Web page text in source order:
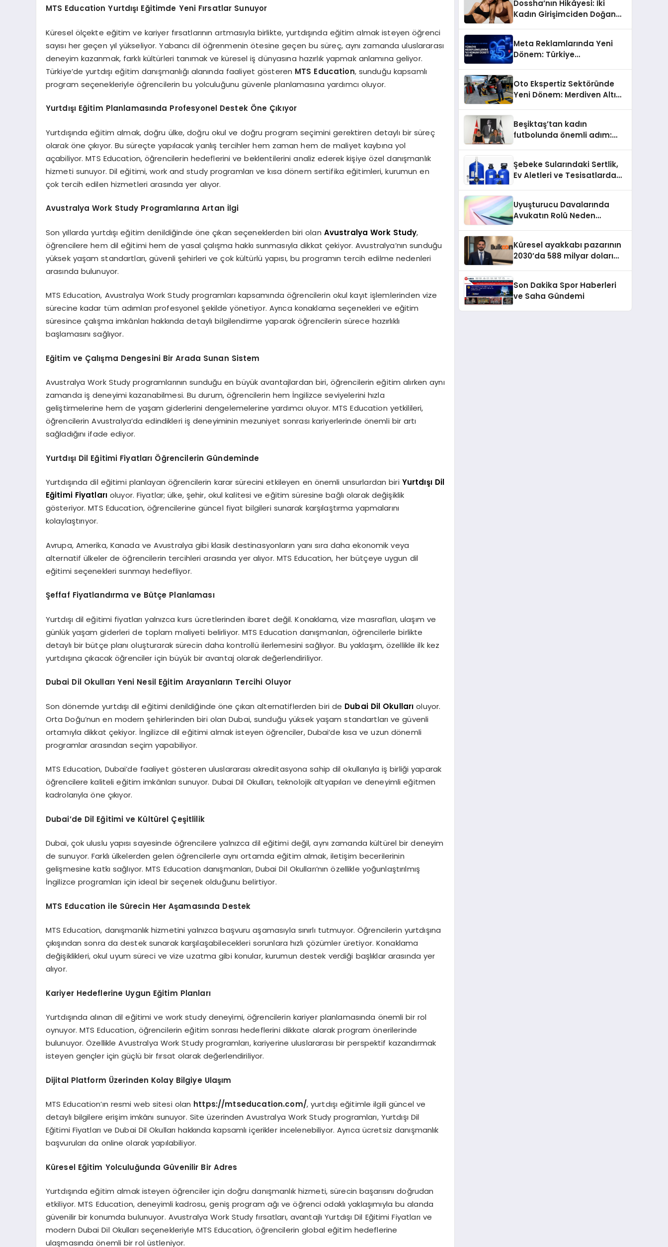
MTS Education Yurtdışı Eğitimde Yeni Fırsatlar Sunuyor
Küresel ölçekte eğitim ve kariyer fırsatlarının artmasıyla birlikte, yurtdışında eğitim almak isteyen öğrenci
sayısı her geçen yıl yükseliyor. Yabancı dil öğrenmenin ötesine geçen bu süreç, aynı zamanda uluslararası
deneyim kazanmak, farklı kültürleri tanımak ve küresel iş dünyasına hazırlık yapmak anlamına geliyor.
Türkiye’de yurtdışı eğitim danışmanlığı alanında faaliyet gösteren MTS Education, sunduğu kapsamlı
program seçenekleriyle öğrencilerin bu yolculuğunu güvenle planlamasına yardımcı oluyor.
Yurtdışı Eğitim Planlamasında Profesyonel Destek Öne Çıkıyor
Yurtdışında eğitim almak, doğru ülke, doğru okul ve doğru program seçimini gerektiren detaylı bir süreç
olarak öne çıkıyor. Bu süreçte yapılacak yanlış tercihler hem zaman hem de maliyet kaybına yol
açabiliyor. MTS Education, öğrencilerin hedeflerini ve beklentilerini analiz ederek kişiye özel danışmanlık
hizmeti sunuyor. Dil eğitimi, work and study programları ve kısa dönem sertifika eğitimleri, kurumun en
çok tercih edilen hizmetleri arasında yer alıyor.
Avustralya Work Study Programlarına Artan İlgi
Son yıllarda yurtdışı eğitim denildiğinde öne çıkan seçeneklerden biri olan Avustralya Work Study,
öğrencilere hem dil eğitimi hem de yasal çalışma hakkı sunmasıyla dikkat çekiyor. Avustralya’nın sunduğu
yüksek yaşam standartları, güvenli şehirleri ve çok kültürlü yapısı, bu programın tercih edilme nedenleri
arasında bulunuyor.
MTS Education, Avustralya Work Study programları kapsamında öğrencilerin okul kayıt işlemlerinden vize
sürecine kadar tüm adımları profesyonel şekilde yönetiyor. Ayrıca konaklama seçenekleri ve eğitim
süresince çalışma imkânları hakkında detaylı bilgilendirme yaparak öğrencilerin sürece hazırlıklı
başlamasını sağlıyor.
Eğitim ve Çalışma Dengesini Bir Arada Sunan Sistem
Avustralya Work Study programlarının sunduğu en büyük avantajlardan biri, öğrencilerin eğitim alırken aynı
zamanda iş deneyimi kazanabilmesi. Bu durum, öğrencilerin hem İngilizce seviyelerini hızla
geliştirmelerine hem de yaşam giderlerini dengelemelerine yardımcı oluyor. MTS Education yetkilileri,
öğrencilerin Avustralya’da edindikleri iş deneyiminin mezuniyet sonrası kariyerlerinde önemli bir artı
sağladığını ifade ediyor.
Yurtdışı Dil Eğitimi Fiyatları Öğrencilerin Gündeminde
Yurtdışında dil eğitimi planlayan öğrencilerin karar sürecini etkileyen en önemli unsurlardan biri Yurtdışı Dil
Eğitimi Fiyatları oluyor. Fiyatlar; ülke, şehir, okul kalitesi ve eğitim süresine bağlı olarak değişiklik
gösteriyor. MTS Education, öğrencilerine güncel fiyat bilgileri sunarak karşılaştırma yapmalarını
kolaylaştırıyor.
Avrupa, Amerika, Kanada ve Avustralya gibi klasik destinasyonların yanı sıra daha ekonomik veya
alternatif ülkeler de öğrencilerin tercihleri arasında yer alıyor. MTS Education, her bütçeye uygun dil
eğitimi seçenekleri sunmayı hedefliyor.
Şeffaf Fiyatlandırma ve Bütçe Planlaması
Yurtdışı dil eğitimi fiyatları yalnızca kurs ücretlerinden ibaret değil. Konaklama, vize masrafları, ulaşım ve
günlük yaşam giderleri de toplam maliyeti belirliyor. MTS Education danışmanları, öğrencilerle birlikte
detaylı bir bütçe planı oluşturarak sürecin daha kontrollü ilerlemesini sağlıyor. Bu yaklaşım, özellikle ilk kez
yurtdışına çıkacak öğrenciler için büyük bir avantaj olarak değerlendiriliyor.
Dubai Dil Okulları Yeni Nesil Eğitim Arayanların Tercihi Oluyor
Son dönemde yurtdışı dil eğitimi denildiğinde öne çıkan alternatiflerden biri de Dubai Dil Okulları oluyor.
Orta Doğu’nun en modern şehirlerinden biri olan Dubai, sunduğu yüksek yaşam standartları ve güvenli
ortamıyla dikkat çekiyor. İngilizce dil eğitimi almak isteyen öğrenciler, Dubai’de kısa ve uzun dönemli
programlar arasından seçim yapabiliyor.
MTS Education, Dubai’de faaliyet gösteren uluslararası akreditasyona sahip dil okullarıyla iş birliği yaparak
öğrencilere kaliteli eğitim imkânları sunuyor. Dubai Dil Okulları, teknolojik altyapıları ve deneyimli eğitmen
kadrolarıyla öne çıkıyor.
Dubai’de Dil Eğitimi ve Kültürel Çeşitlilik
Dubai, çok uluslu yapısı sayesinde öğrencilere yalnızca dil eğitimi değil, aynı zamanda kültürel bir deneyim
de sunuyor. Farklı ülkelerden gelen öğrencilerle aynı ortamda eğitim almak, iletişim becerilerinin
gelişmesine katkı sağlıyor. MTS Education danışmanları, Dubai Dil Okulları’nın özellikle yoğunlaştırılmış
İngilizce programları için ideal bir seçenek olduğunu belirtiyor.
MTS Education ile Sürecin Her Aşamasında Destek
MTS Education, danışmanlık hizmetini yalnızca başvuru aşamasıyla sınırlı tutmuyor. Öğrencilerin yurtdışına
çıkışından sonra da destek sunarak karşılaşabilecekleri sorunlara hızlı çözümler üretiyor. Konaklama
değişiklikleri, okul uyum süreci ve vize uzatma gibi konular, kurumun destek verdiği başlıklar arasında yer
alıyor.
Kariyer Hedeflerine Uygun Eğitim Planları
Yurtdışında alınan dil eğitimi ve work study deneyimi, öğrencilerin kariyer planlamasında önemli bir rol
oynuyor. MTS Education, öğrencilerin eğitim sonrası hedeflerini dikkate alarak program önerilerinde
bulunuyor. Özellikle Avustralya Work Study programları, kariyerine uluslararası bir perspektif kazandırmak
isteyen gençler için güçlü bir fırsat olarak değerlendiriliyor.
Dijital Platform Üzerinden Kolay Bilgiye Ulaşım
MTS Education’ın resmi web sitesi olan https://mtseducation.com/, yurtdışı eğitimle ilgili güncel ve
detaylı bilgilere erişim imkânı sunuyor. Site üzerinden Avustralya Work Study programları, Yurtdışı Dil
Eğitimi Fiyatları ve Dubai Dil Okulları hakkında kapsamlı içerikler incelenebiliyor. Ayrıca ücretsiz danışmanlık
başvuruları da online olarak yapılabiliyor.
Küresel Eğitim Yolculuğunda Güvenilir Bir Adres
Yurtdışında eğitim almak isteyen öğrenciler için doğru danışmanlık hizmeti, sürecin başarısını doğrudan
etkiliyor. MTS Education, deneyimli kadrosu, geniş program ağı ve öğrenci odaklı yaklaşımıyla bu alanda
güvenilir bir konumda bulunuyor. Avustralya Work Study fırsatları, avantajlı Yurtdışı Dil Eğitimi Fiyatları ve
modern Dubai Dil Okulları seçenekleriyle MTS Education, öğrencilerin global eğitim hedeflerine
ulaşmasında önemli bir rol üstleniyor.
Dossha’nın Hikâyesi: İki
Kadın Girişimciden Doğan
Meta Reklamlarında Yeni
Dönem: Türkiye
Oto Ekspertiz Sektöründe
Yeni Dönem: Merdiven Altı
Beşiktaş’tan kadın
futbolunda önemli adım:
Gündoğdu kulüp hafızasını
geleceğe taşıyacak
Şebeke Sularındaki Sertlik,
Ev Aletleri ve Tesisatlarda
Uyuşturucu Davalarında
Avukatın Rolü Neden
Küresel ayakkabı pazarının
2030’da 588 milyar doları
Son Dakika Spor Haberleri
ve Saha Gündemi